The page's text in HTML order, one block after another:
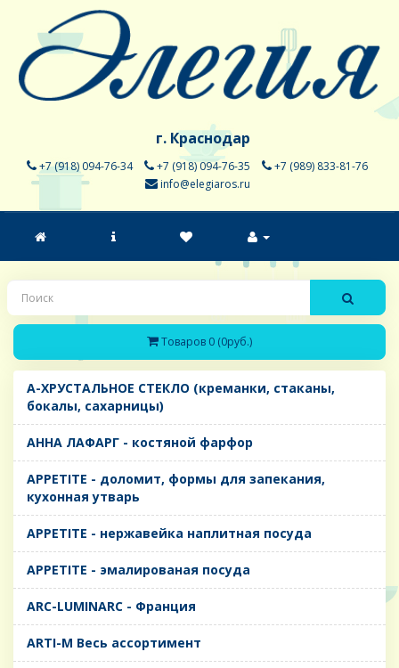
г. Краснодар
+7 (918) 094-76-34 +7 (918) 094-76-35
+7 (989) 833-81-76
info@elegiaros.ru
Товаров 0 (0руб.)
A-ХРУСТАЛЬНОЕ СТЕКЛО (креманки, стаканы,
бокалы, сахарницы)
AHHA ЛАФАРГ - костяной фарфор
APPETITE - доломит, формы для запекания,
кухонная утварь
APPETITE - нержавейка наплитная посуда
APPETITE - эмалированая посуда
ARC-LUMINARC - Франция
ARTI-M Весь ассортимент